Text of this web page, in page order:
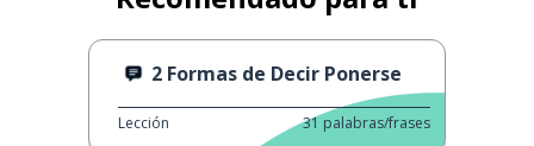
2 Formas de Decir Ponerse
Lección 31 palabras/frases